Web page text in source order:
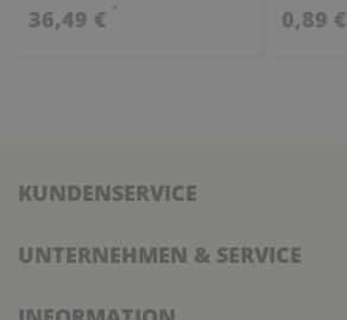
36,49 € * 0,89 €
KUNDENSERVICE
UNTERNEHMEN & SERVICE